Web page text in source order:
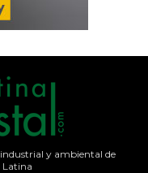
y ambiental de